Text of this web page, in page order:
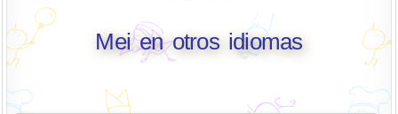
Mei en otros idiomas